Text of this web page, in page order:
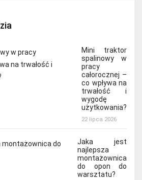
Mini traktor
spalinowy w
pracy
całorocznej –
co wpływa na
trwałość i
wygodę
użytkowania?
22 lipca 2026
Jaka jest
najlepsza
montażownica
do opon do
warsztatu?